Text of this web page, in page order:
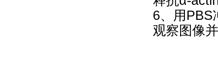
6、用PBS
观察图像